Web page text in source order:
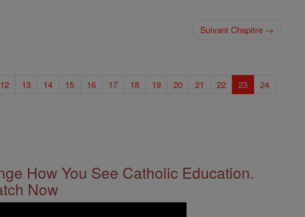
Suivant Chapitre →
12 13 14 15 16 17 18 19 20 21 22 23
24
How You See Catholic Education.
Now